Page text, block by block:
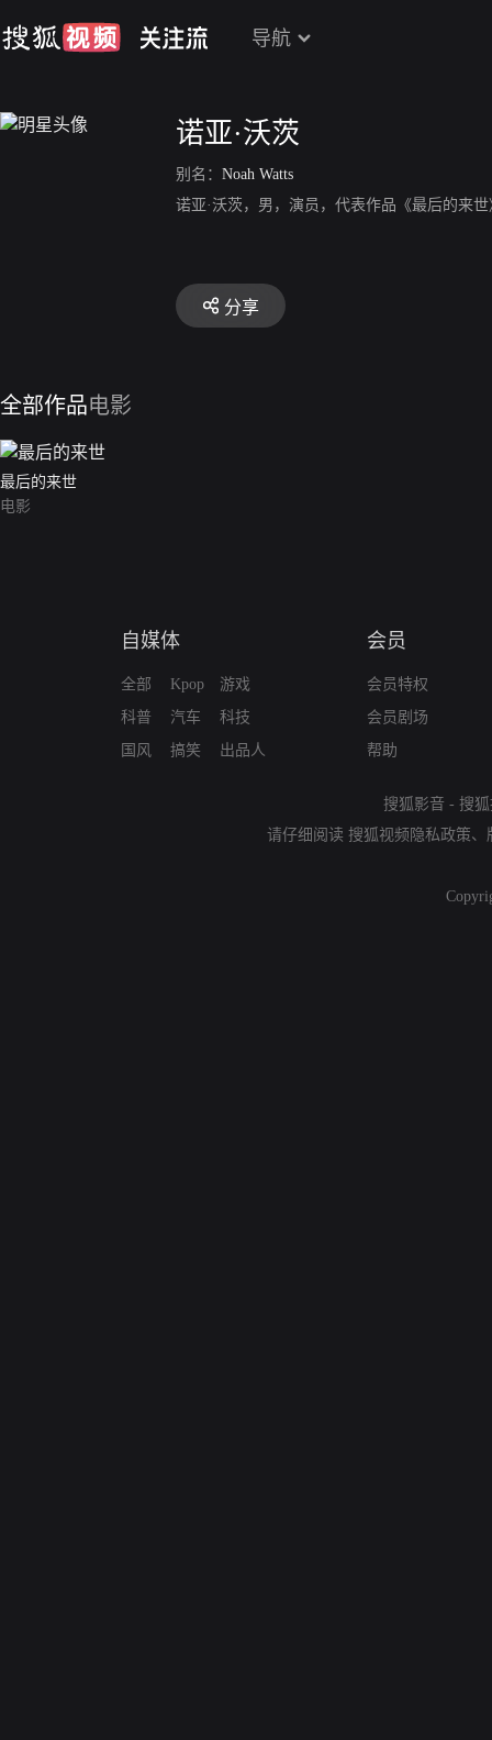
导航
诺亚·沃茨
别名： Noah Watts
诺亚·沃茨，男，演员，代表作品《最后的来
分享
全部作品电影
最后的来世
电影
自媒体
全部
科普
国风
Kpop
汽车
搞笑
游戏
科技
出品人
会员
会员特权
会员剧场
帮助
搜狐影音 - 搜
请仔细阅读 搜狐视频隐私政策、